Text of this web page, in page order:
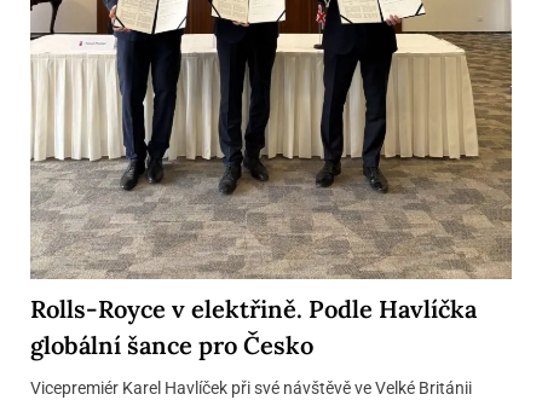
Rolls-Royce v elektřině. Podle Havlíčka
globální šance pro Česko
Vicepremiér Karel Havlíček při své návštěvě ve Velké Británii